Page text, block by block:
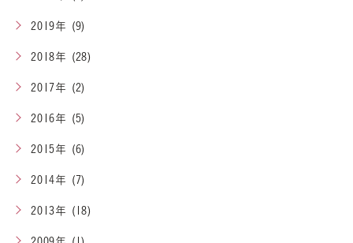
2019年 (9)
2018年 (28)
2017年 (2)
2016年 (5)
2015年 (6)
2014年 (7)
2013年 (18)